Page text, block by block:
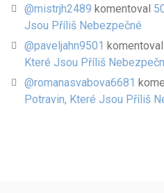
@mistrjh2489 komentoval
Jsou Příliš Nebezpečné
@paveljahn9501 komentoval
Které Jsou Příliš
@romanasvabova6681
Potravin, Které Jsou Příliš